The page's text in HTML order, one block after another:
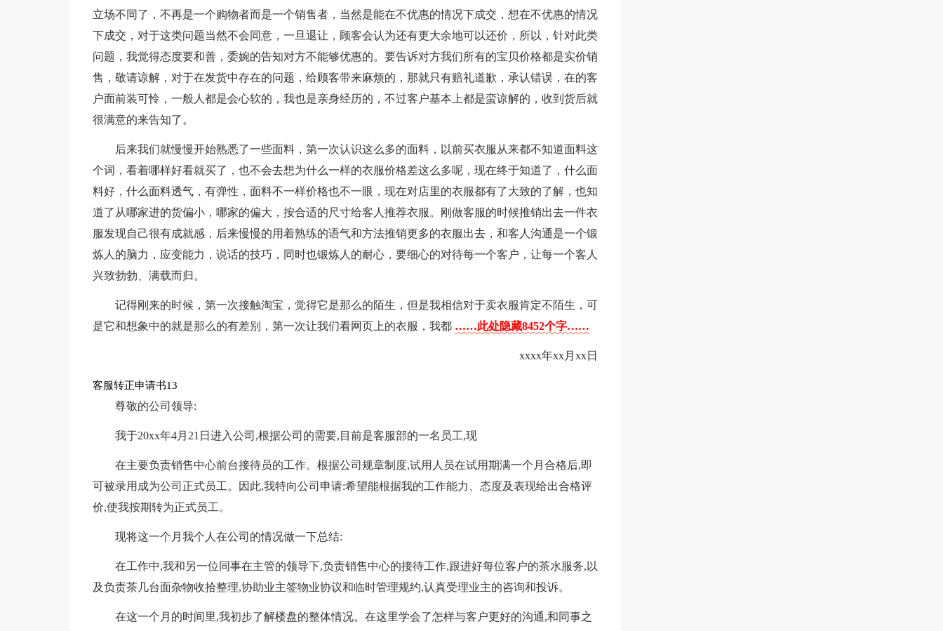
立场不同了，不再是一个购物者而是一个销售者，当然是能在不优惠的情况下成交，想在不优惠的情况
下成交，对于这类问题当然不会同意，一旦退让，顾客会认为还有更大余地可以还价，所以，针对此类
问题，我觉得态度要和善，委婉的告知对方不能够优惠的。要告诉对方我们所有的宝贝价格都是实价销
售，敬请谅解，对于在发货中存在的问题，给顾客带来麻烦的，那就只有赔礼道歉，承认错误，在的客
户面前装可怜，一般人都是会心软的，我也是亲身经历的，不过客户基本上都是蛮谅解的，收到货后就
很满意的来告知了。
后来我们就慢慢开始熟悉了一些面料，第一次认识这么多的面料，以前买衣服从来都不知道面料这
个词，看着哪样好看就买了，也不会去想为什么一样的衣服价格差这么多呢，现在终于知道了，什么面
料好，什么面料透气，有弹性，面料不一样价格也不一眼，现在对店里的衣服都有了大致的了解，也知
道了从哪家进的货偏小，哪家的偏大，按合适的尺寸给客人推荐衣服。刚做客服的时候推销出去一件衣
服发现自己很有成就感，后来慢慢的用着熟练的语气和方法推销更多的衣服出去，和客人沟通是一个锻
炼人的脑力，应变能力，说话的技巧，同时也锻炼人的耐心，要细心的对待每一个客户，让每一个客人
兴致勃勃、满载而归。
记得刚来的时候，第一次接触淘宝，觉得它是那么的陌生，但是我相信对于卖衣服肯定不陌生，可
是它和想象中的就是那么的有差别，第一次让我们看网页上的衣服，我都 ……此处隐藏8452个字……
xxxx年xx月xx日
客服转正申请书13
尊敬的公司领导:
我于20xx年4月21日进入公司,根据公司的需要,目前是客服部的一名员工,现
在主要负责销售中心前台接待员的工作。根据公司规章制度,试用人员在试用期满一个月合格后,即
可被录用成为公司正式员工。因此,我特向公司申请:希望能根据我的工作能力、态度及表现给出合格评
价,使我按期转为正式员工。
现将这一个月我个人在公司的情况做一下总结:
在工作中,我和另一位同事在主管的领导下,负责销售中心的接待工作,跟进好每位客户的茶水服务,以
及负责茶几台面杂物收拾整理,协助业主签物业协议和临时管理规约,认真受理业主的咨询和投诉。
在这一个月的时间里,我初步了解楼盘的整体情况。在这里学会了怎样与客户更好的沟通,和同事之